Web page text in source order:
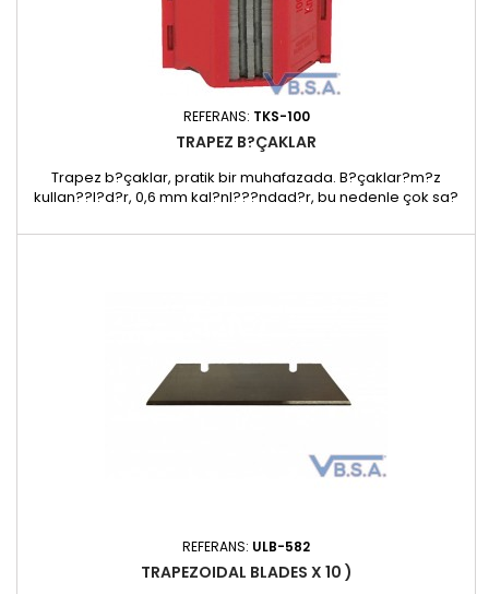
REFERANS: TKS-100
TRAPEZ B?ÇAKLAR
Trapez b?çaklar, pratik bir muhafazada. B?çaklar?m?z
kullan??l?d?r, 0,6 mm kal?nl???ndad?r, bu nedenle çok sa?
olmamas? için süspansiyon kancal? bir güvenlikli
REFERANS: ULB-582
TRAPEZOIDAL BLADES X 10 )